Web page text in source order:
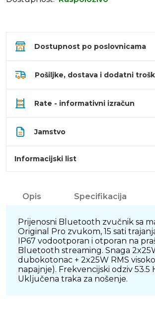
Dostupnost po poslovnicama
Pošiljke, dostava i dodatni
Rate - informativni izračun
Jamstvo
Informacijski list
Opis Specifikacija
Prijenosni Bluetooth zvučnik sa
Original Pro zvukom, 15 sati
IP67 vodootporan i otporan na
Bluetooth streaming. Snaga
dubokotonac + 2x25W RMS
napajnje). Frekvencijski odziv 53.5
Uključena traka za nošenje.